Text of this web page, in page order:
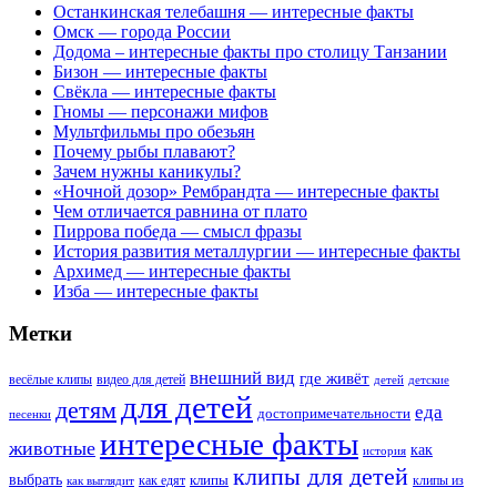
Останкинская телебашня — интересные факты
Омск — города России
Додома – интересные факты про столицу Танзании
Бизон — интересные факты
Свёкла — интересные факты
Гномы — персонажи мифов
Мультфильмы про обезьян
Почему рыбы плавают?
Зачем нужны каникулы?
«Ночной дозор» Рембрандта — интересные факты
Чем отличается равнина от плато
Пиррова победа — смысл фразы
История развития металлургии — интересные факты
Архимед — интересные факты
Изба — интересные факты
Метки
весёлые клипы видео для детей внешний вид где живёт детей детские
песенки детям для детей достопримечательности еда
животные интересные факты история как
выбрать как выглядит как едят клипы клипы для детей клипы из